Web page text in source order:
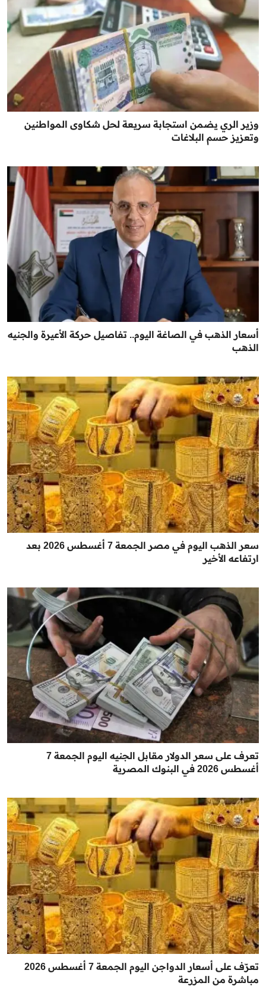
وزير الري يضمن استجابة سريعة لحل شكاوى المواطنين
وتعزيز حسم البلاغات
أسعار الذهب في الصاغة اليوم.. تفاصيل حركة الأعيرة والجنيه
الذهب
سعر الذهب اليوم في مصر الجمعة 7 أغسطس 2026 بعد
ارتفاعه الأخير
تعرف على سعر الدولار مقابل الجنيه اليوم الجمعة 7
أغسطس 2026 في البنوك المصرية
تعرّف على أسعار الدواجن اليوم الجمعة 7 أغسطس 2026
مباشرة من المزرعة